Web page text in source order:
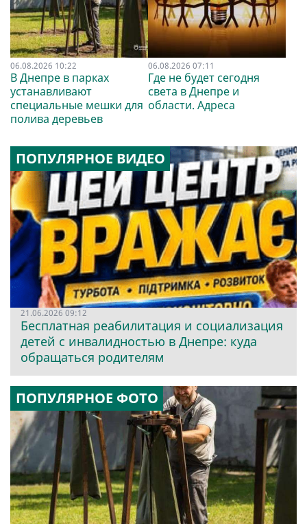
06.08.2026 10:22
В Днепре в парках
устанавливают
специальные мешки для
полива деревьев
06.08.2026 07:11
Где не будет сегодня
света в Днепре и
области. Адреса
ПОПУЛЯРНОЕ ВИДЕО
21.06.2026 09:12
Бесплатная реабилитация и социализация
детей с инвалидностью в Днепре: куда
обращаться родителям
ПОПУЛЯРНОЕ ФОТО